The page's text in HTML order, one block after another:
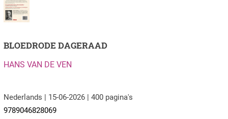
BLOEDRODE DAGERAAD
HANS VAN DE VEN
Nederlands | 15-06-2026 | 400 pagina's
9789046828069